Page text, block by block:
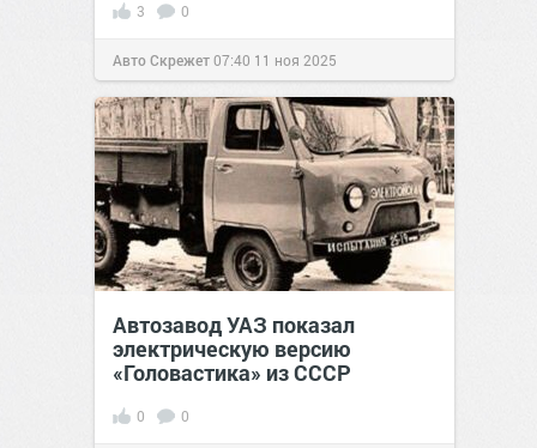
3 0
Авто Скрежет07:40 11 ноя 2025
Автозавод УАЗ показал
электрическую версию
«Головастика» из СССР
0 0